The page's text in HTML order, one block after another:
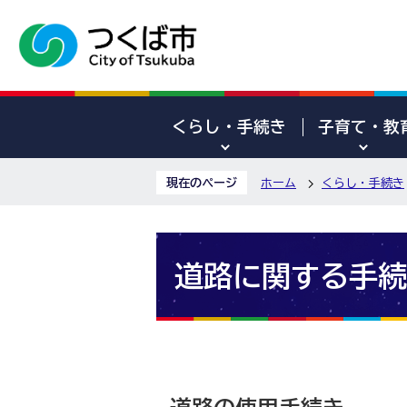
くらし・手続き 子育て・教
現在のページ ホーム くらし・手続き
道路に関する手